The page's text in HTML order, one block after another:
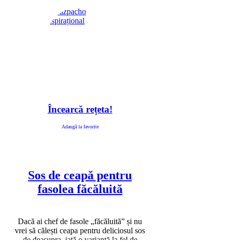
Încearcă rețeta!
Adaugă la favorite
Sos de ceapă pentru
fasolea făcăluită
Dacă ai chef de fasole „făcăluită” și nu
vrei să călești ceapa pentru deliciosul sos
de deasupra, iată o variantă la fel de